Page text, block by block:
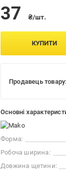
37 ₴/шт.
КУПИТИ
Продавець товару:
Основні
Форма:
Робоча ширина:
Довжина щетини: